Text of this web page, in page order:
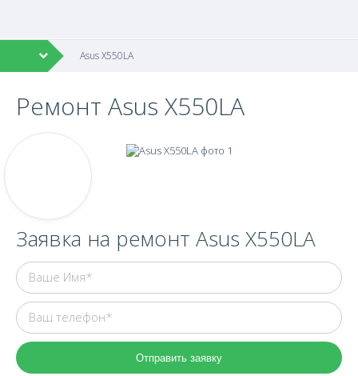
Asus X550LA
Ремонт Asus X550LA
Заявка на ремонт Asus X550LA
Отправить заявку